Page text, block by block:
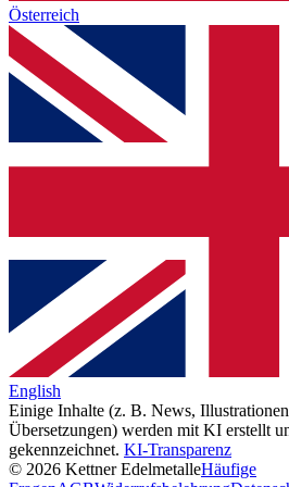
Österreich
English
Einige Inhalte (z. B. News,
Übersetzungen) werden mit KI erstellt
gekennzeichnet. KI-Transparenz
© 2026 Kettner EdelmetalleHäufige